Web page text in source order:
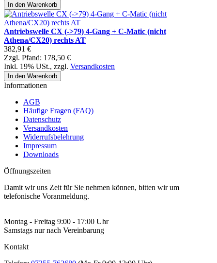
In den Warenkorb
Antriebswelle CX (->79) 4-Gang + C-Matic (nicht
Athena/CX20) rechts AT
382,91 €
Zzgl. Pfand: 178,50 €
Inkl. 19% USt., zzgl. Versandkosten
In den Warenkorb
Informationen
AGB
Häufige Fragen (FAQ)
Datenschutz
Versandkosten
Widerrufsbelehrung
Impressum
Downloads
Öffnungszeiten
Damit wir uns Zeit für Sie nehmen können, bitten wir um
telefonische Voranmeldung.
Montag - Freitag 9:00 - 17:00 Uhr
Samstags nur nach Vereinbarung
Kontakt